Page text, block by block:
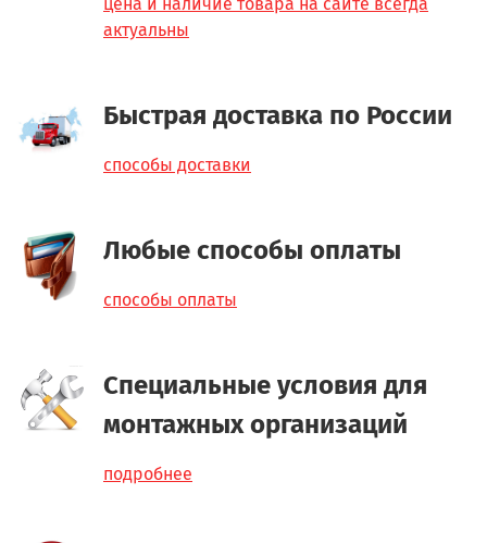
актуальны
Быстрая доставка по России
способы доставки
Любые способы оплаты
способы оплаты
Специальные условия для
монтажных организаций
подробнее